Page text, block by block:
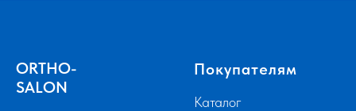
ORTHO-
SALON
Покупателям
Каталог